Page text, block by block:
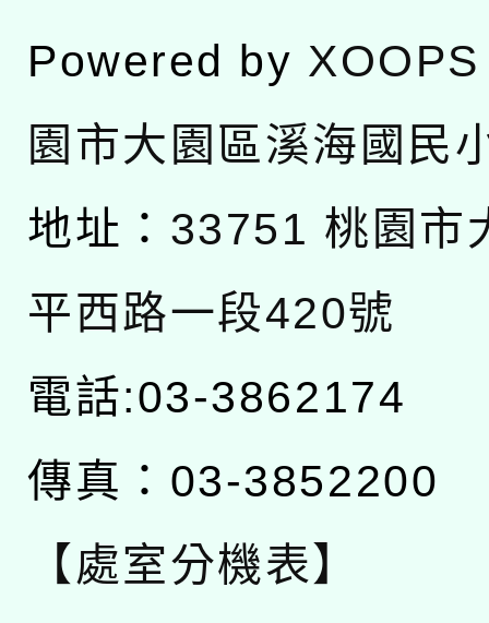
Powered by XOOPS
園市大園區溪海國民
地址： 33751 桃園市
平西路一段420號
電話:03-3862174
傳真：03-3852200
【處室分機表】